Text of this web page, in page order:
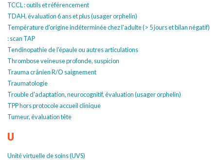
TCCL : outils et référencement
TDAH, évaluation 6 ans et plus (usager orphelin)
Température d'origine indéterminée chez l'adulte (> 5 jours et bilan négatif)
: scan TAP
Tendinopathie de l'épaule ou autres articulations
Thrombose veineuse profonde, suspicion
Trauma crânien R/O saignement
Traumatologie
Trouble d'adaptation, neurocognitif, évaluation (usager orphelin)
TPP hors protocole accueil clinique
Tumeur, évaluation tête
U
Unité virtuelle de soins (UVS)